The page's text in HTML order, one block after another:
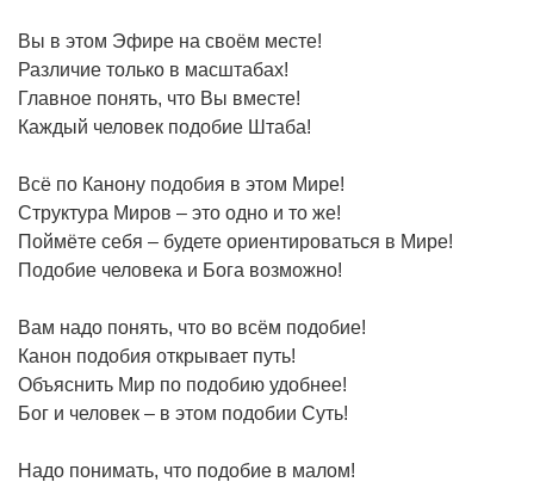
Вы в этом Эфире на своём месте!
Различие только в масштабах!
Главное понять, что Вы вместе!
Каждый человек подобие Штаба!
Всё по Канону подобия в этом Мире!
Структура Миров – это одно и то же!
Поймёте себя – будете ориентироваться в Мире!
Подобие человека и Бога возможно!
Вам надо понять, что во всём подобие!
Канон подобия открывает путь!
Объяснить Мир по подобию удобнее!
Бог и человек – в этом подобии Суть!
Надо понимать, что подобие в малом!